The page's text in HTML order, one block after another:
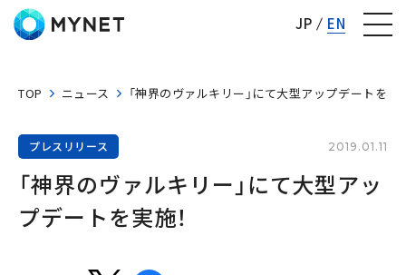
JP EN
TOP ニュース 「神界のヴァルキリー」にて大型アップデートを実
プレスリリース 2019.01.11
「神界のヴァルキリー」にて大型アッ
プデートを実施！